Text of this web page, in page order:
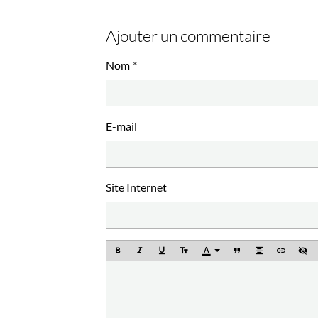
Ajouter un commentaire
Nom
E-mail
Site Internet